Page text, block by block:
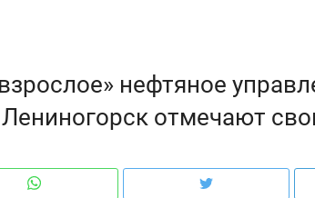
нефтяное
Лениногорск отмечают